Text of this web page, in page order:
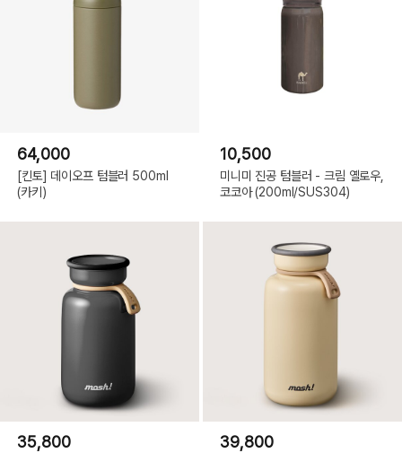
64,000
[킨토] 데이오프 텀블러 500ml
(카키)
10,500
미니미 진공 텀블러 - 크림 옐로우,
코코아 (200ml/SUS304)
35,800 39,800